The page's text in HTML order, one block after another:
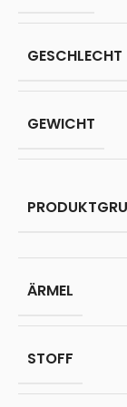
GESCHLECHT
GEWICHT
ÄRMEL
STOFF